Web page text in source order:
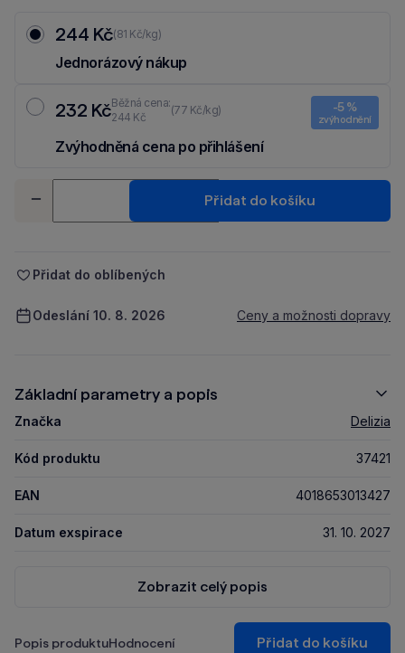
244 Kč(81 Kč/kg)
Jednorázový nákup
232 KčBěžná cena:
244 Kč
(77 Kč/kg) -5 %
zvýhodnění
Zvýhodněná cena po přihlášení
-
+
Přidat do košíku
Přidat do oblíbených
Odeslání 10. 8. 2026 Ceny a možnosti dopravy
Základní parametry a popis
Značka Delizia
Kód produktu 37421
EAN 4018653013427
Datum exspirace 31. 10. 2027
Zobrazit celý popis
Popis produktuHodnocení Přidat do košíku